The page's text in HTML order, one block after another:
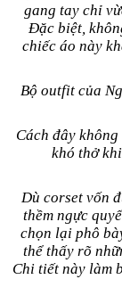
gang tay chỉ
Đặc biệt,
chiếc áo này
Bộ outfit của
Cách đây
khó thở
Dù corset vốn
thềm ngực
chọn lại phô
thể thấy rõ
Chi tiết này làm